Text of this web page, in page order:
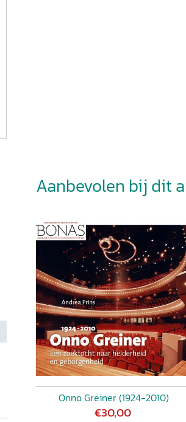
Aanbevolen bij dit
Onno Greiner (1924-2010)
€30,00